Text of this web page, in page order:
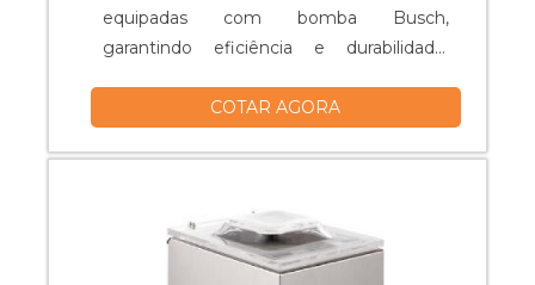
equipadas com bomba Busch,
garantindo eficiência e durabilidade.
equipamentos a partir de 6 meses de
online disponível caso a máquina
uma empresa especializada em
embaladoras a vácuo. Possui uma linha
COTAR AGORA